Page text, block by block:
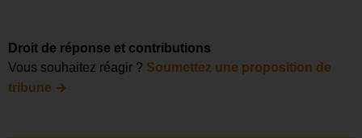
Droit de réponse et contributions
Vous souhaitez réagir ? Soumettez une proposition de
tribune →